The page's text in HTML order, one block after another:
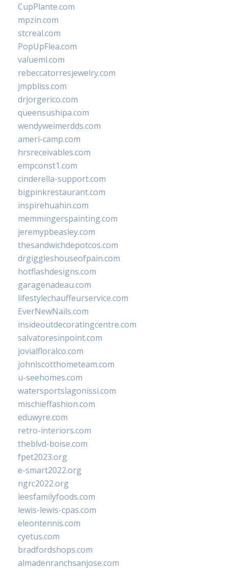
CupPlante.com
mpzin.com
stcreal.com
PopUpFlea.com
valueml.com
rebeccatorresjewelry.com
jmpbliss.com
drjorgerico.com
queensushipa.com
wendyweimerdds.com
ameri-camp.com
hrsreceivables.com
empconst1.com
cinderella-support.com
bigpinkrestaurant.com
inspirehuahin.com
memmingerspainting.com
jeremypbeasley.com
thesandwichdepotcos.com
drgiggleshouseofpain.com
hotflashdesigns.com
garagenadeau.com
lifestylechauffeurservice.com
EverNewNails.com
insideoutdecoratingcentre.com
salvatoresinpoint.com
jovialfloralco.com
johnlscotthometeam.com
u-seehomes.com
watersportslagonissi.com
mischieffashion.com
eduwyre.com
retro-interiors.com
theblvd-boise.com
fpet2023.org
e-smart2022.org
ngrc2022.org
leesfamilyfoods.com
lewis-lewis-cpas.com
eleontennis.com
cyetus.com
bradfordshops.com
almadenranchsanjose.com